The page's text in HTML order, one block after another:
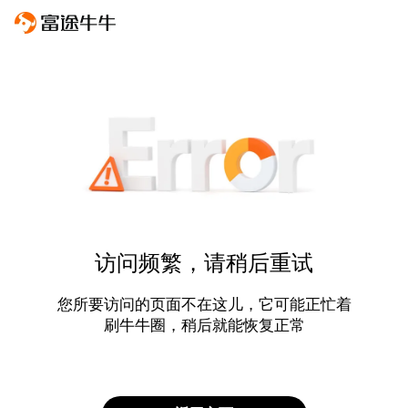
访问频繁，请稍后重试
您所要访问的页面不在这儿，它可能正忙着
刷牛牛圈，稍后就能恢复正常